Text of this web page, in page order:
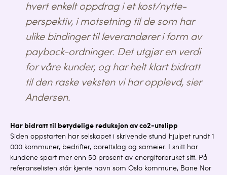
hvert enkelt oppdrag i et kost/nytte-
perspektiv, i motsetning til de som har
ulike bindinger til leverandører i form av
payback-ordninger. Det utgjør en verdi
for våre kunder, og har helt klart bidratt
til den raske veksten vi har opplevd, sier
Andersen.
Har bidratt til betydelige reduksjon av co2-utslipp
Siden oppstarten har selskapet i skrivende stund hjulpet rundt 1
000 kommuner, bedrifter, borettslag og sameier. I snitt har
kundene spart mer enn 50 prosent av energiforbruket sitt. På
referanselisten står kjente navn som Oslo kommune, Bane Nor